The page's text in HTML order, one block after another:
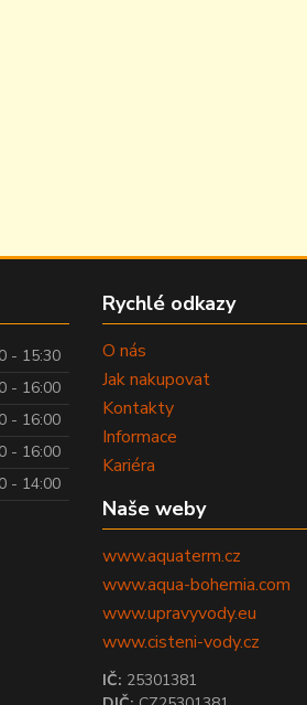
- 15:30
- 16:00
- 16:00
- 16:00
- 14:00
Rychlé odkazy
O nás
Jak nakupovat
Kontakty
Informace
Kariéra
Naše weby
www.aquaterm.cz
www.aqua-bohemia.com
www.upravyvody.eu
www.cisteni-vody.cz
IČ: 25301381